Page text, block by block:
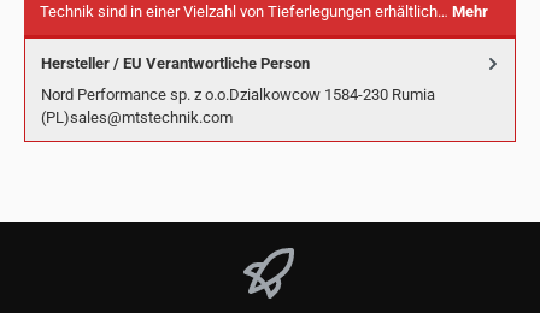
Technik sind in einer Vielzahl von Tieferlegungen erhältlich… Mehr
Hersteller / EU Verantwortliche Person
Nord Performance sp. z o.o.Dzialkowcow 1584-230 Rumia
(PL)sales@mtstechnik.com